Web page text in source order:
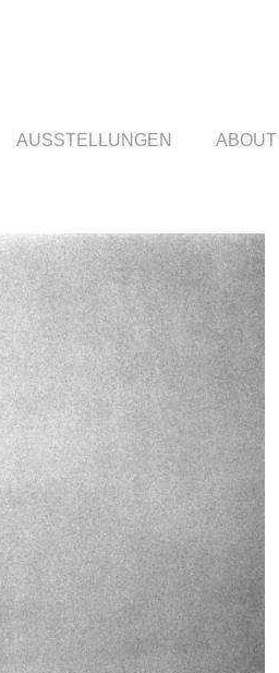
AUSSTELLUNGEN ABOUT